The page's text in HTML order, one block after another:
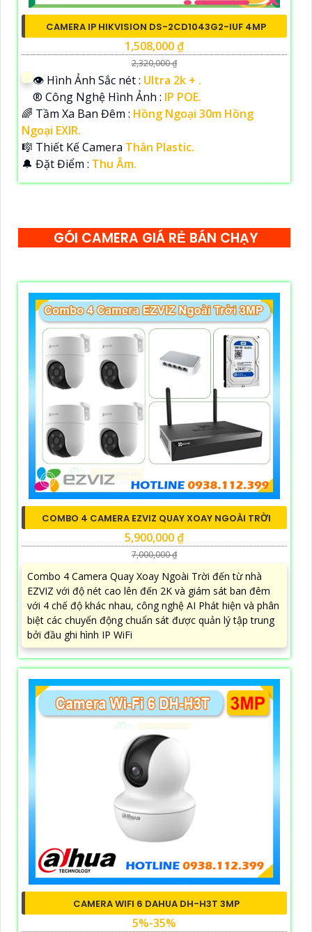
CAMERA IP HIKVISION DS-2CD1043G2-IUF 4MP
1,508,000 ₫
2,320,000 ₫
👁 Hình Ảnh Sắc nét : Ultra 2k + .
®️ Công Nghệ Hình Ảnh : IP POE.
🌈 Tầm Xa Ban Đêm : Hồng Ngoại 30m Hồng
Ngoại EXIR.
🎼️ Thiết Kế Camera Thân Plastic.
️🔔 Đặt Điểm : Thu Âm.
GÓI CAMERA GIÁ RẺ BÁN CHẠY
COMBO 4 CAMERA EZVIZ QUAY XOAY NGOÀI TRỜI
5,900,000 ₫
7,000,000 ₫
Combo 4 Camera Quay Xoay Ngoài Trời đến từ nhà
EZVIZ với độ nét cao lên đến 2K và giám sát ban đêm
với 4 chế độ khác nhau, công nghệ AI Phát hiện và phân
biệt các chuyển động chuẩn sát được quản lý tập trung
bởi đầu ghi hình IP WiFi
CAMERA WIFI 6 DAHUA DH-H3T 3MP
5%-35%